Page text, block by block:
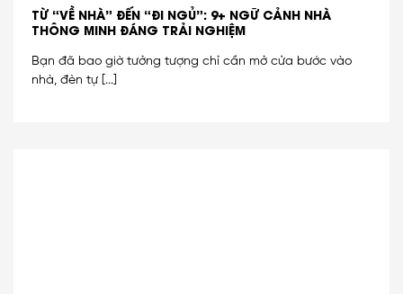
TỪ “VỀ NHÀ” ĐẾN “ĐI NGỦ”: 9+ NGỮ CẢNH NHÀ
THÔNG MINH ĐÁNG TRẢI NGHIỆM
Bạn đã bao giờ tưởng tượng chỉ cần mở cửa bước vào
nhà, đèn tự [...]